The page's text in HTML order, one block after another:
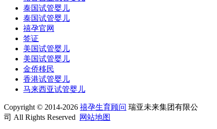
泰国试管婴儿
泰国试管婴儿
禧孕官网
签证
美国试管婴儿
美国试管婴儿
金侨移民
香港试管婴儿
马来西亚试管婴儿
Copyright © 2014-2026 禧孕生育顾问 瑞亚未来集团有限公
司 All Rights Reserved
网站地图